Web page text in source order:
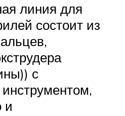
линия для
состоит из
с
и